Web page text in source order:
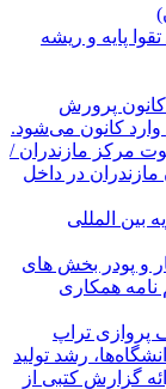
پایه و ریشه
کانون پرورش
کانون می‌شود.
مرکز مازندران /
در داخل
بین المللی
و پودر بخش های
نامه همکاری
پروازی تراپ
رشد تولید
گزارش کتبی از